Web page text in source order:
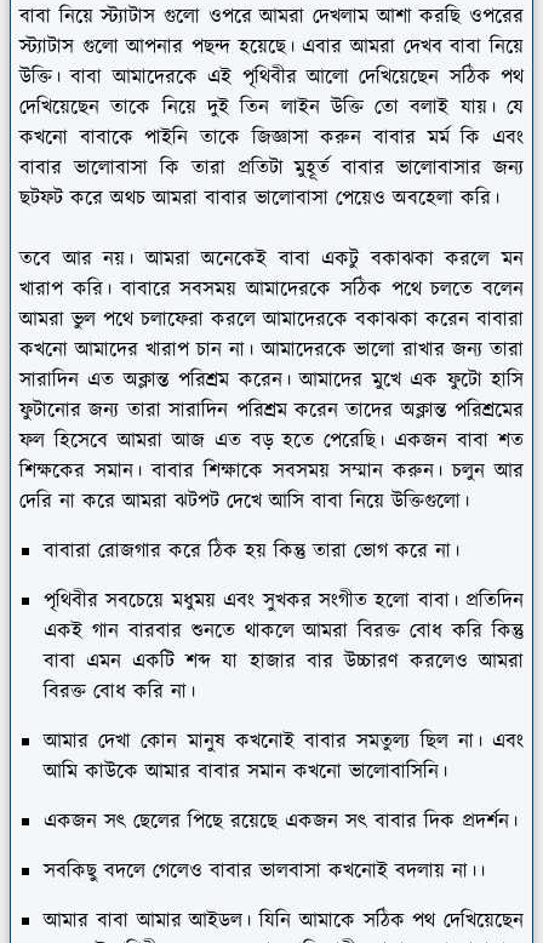
বাবা নিয়ে স্ট্যাটাস গুলো ওপরে আমরা দেখলাম আশা করছি ওপরের
স্ট্যাটাস গুলো আপনার পছন্দ হয়েছে। এবার আমরা দেখব বাবা নিয়ে
উক্তি। বাবা আমাদেরকে এই পৃথিবীর আলো দেখিয়েছেন সঠিক পথ
দেখিয়েছেন তাকে নিয়ে দুই তিন লাইন উক্তি তো বলাই যায়। যে
কখনো বাবাকে পাইনি তাকে জিজ্ঞাসা করুন বাবার মর্ম কি এবং
বাবার ভালোবাসা কি তারা প্রতিটা মুহূর্ত বাবার ভালোবাসার জন্য
ছটফট করে অথচ আমরা বাবার ভালোবাসা পেয়েও অবহেলা করি।
তবে আর নয়। আমরা অনেকেই বাবা একটু বকাঝকা করলে মন
খারাপ করি। বাবারে সবসময় আমাদেরকে সঠিক পথে চলতে বলেন
আমরা ভুল পথে চলাফেরা করলে আমাদেরকে বকাঝকা করেন বাবারা
কখনো আমাদের খারাপ চান না। আমাদেরকে ভালো রাখার জন্য তারা
সারাদিন এত অক্লান্ত পরিশ্রম করেন। আমাদের মুখে এক ফুটো হাসি
ফুটানোর জন্য তারা সারাদিন পরিশ্রম করেন তাদের অক্লান্ত পরিশ্রমের
ফল হিসেবে আমরা আজ এত বড় হতে পেরেছি। একজন বাবা শত
শিক্ষকের সমান। বাবার শিক্ষাকে সবসময় সম্মান করুন। চলুন আর
দেরি না করে আমরা ঝটপট দেখে আসি বাবা নিয়ে উক্তিগুলো।
বাবারা রোজগার করে ঠিক হয় কিন্তু তারা ভোগ করে না।
পৃথিবীর সবচেয়ে মধুময় এবং সুখকর সংগীত হলো বাবা। প্রতিদিন
একই গান বারবার শুনতে থাকলে আমরা বিরক্ত বোধ করি কিন্তু
বাবা এমন একটি শব্দ যা হাজার বার উচ্চারণ করলেও আমরা
বিরক্ত বোধ করি না।
আমার দেখা কোন মানুষ কখনোই বাবার সমতুল্য ছিল না। এবং
আমি কাউকে আমার বাবার সমান কখনো ভালোবাসিনি।
একজন সৎ ছেলের পিছে রয়েছে একজন সৎ বাবার দিক প্রদর্শন।
সবকিছু বদলে গেলেও বাবার ভালবাসা কখনোই বদলায় না।।
আমার বাবা আমার আইডল। যিনি আমাকে সঠিক পথ দেখিয়েছেন